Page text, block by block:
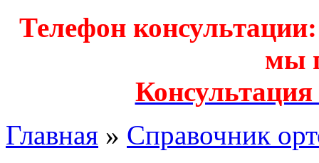
Телефон
мы
Главная » Справочник